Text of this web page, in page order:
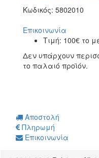
Κωδικός: 5802010
Επικοινωνία
Τιμή: 100€ το
Δεν υπάρχουν
το παλαιό προϊόν.
Αποστολή
Πληρωμή
Επικοινωνία